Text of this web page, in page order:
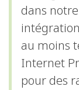
dans
au moins
Internet
pour des